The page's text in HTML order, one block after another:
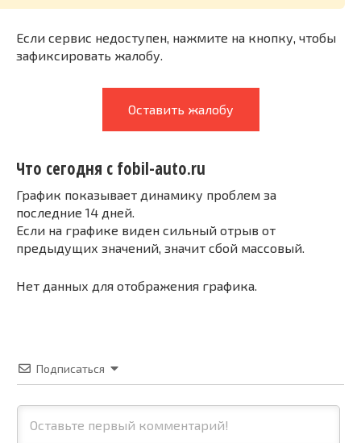
Если сервис недоступен, нажмите на кнопку, чтобы
зафиксировать жалобу.
Оставить жалобу
Что сегодня с fobil-auto.ru
График показывает динамику проблем за
последние 14 дней.
Если на графике виден сильный отрыв от
предыдущих значений, значит сбой массовый.
Нет данных для отображения графика.
Подписаться